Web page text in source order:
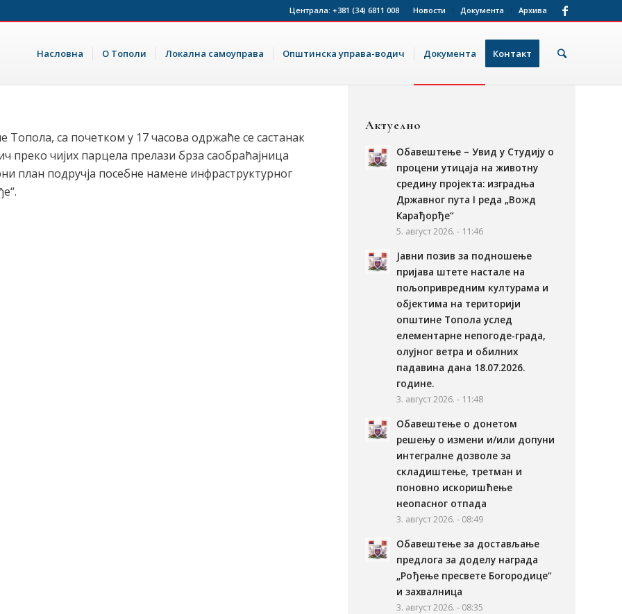
Новости Документа Архива
Централа: +381 (34) 6811 008
Насловна О Тополи Локална самоуправа Општинска управа-водич Документа Контакт
Топола, са почетком у 17 часова одржаће се састанак
чијих парцела прелази брза саобраћајница
план подручја посебне намене инфраструктурног
Актуелно
Обавештење – Увид у Студију о
процени утицаја на животну
средину пројекта: изградња
Државног пута I реда „Вожд
Карађорђе“
5. август 2026. - 11:46
Јавни позив за подношење
пријава штете настале на
пољопривредним културама и
објектима на територији
општине Топола услед
елементарне непогоде-града,
олујног ветра и обилних
падавина дана 18.07.2026.
године.
3. август 2026. - 11:48
Обавештење о донетом
решењу о измени и/или допуни
интегралне дозволе за
складиштење, третман и
поновно искоришћење
неопасног отпада
3. август 2026. - 08:49
Обавештење за достављање
предлога за доделу награда
„Рођење пресвете Богородице“
и захвалница
3. август 2026. - 08:35